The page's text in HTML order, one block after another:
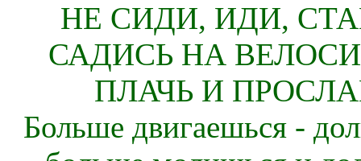
НЕ СИДИ, ИДИ,
САДИСЬ НА
ПЛАЧЬ И
Больше двигаешься -